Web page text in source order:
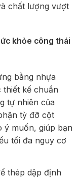
chất lượng vượt
khỏe công thái
bằng nhựa
kế chuẩn
tự nhiên của
tỳ đỡ cột
ý muốn, giúp bạn
tối đa nguy cơ
thép dập định